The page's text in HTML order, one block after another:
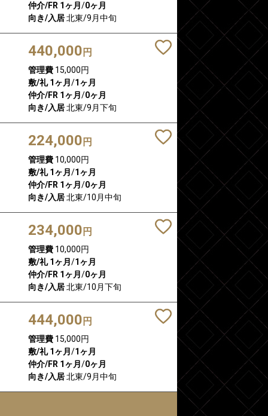
仲介/FR 1ヶ月 /0ヶ月
向き/入居北東/9月中旬
440,000 円
管理費15,000円
敷/礼 1ヶ月 /1ヶ月
仲介/FR 1ヶ月 /0ヶ月
向き/入居北東/9月下旬
224,000 円
管理費10,000円
敷/礼 1ヶ月 /1ヶ月
仲介/FR 1ヶ月 /0ヶ月
向き/入居北東/10月中旬
234,000 円
管理費10,000円
敷/礼 1ヶ月 /1ヶ月
仲介/FR 1ヶ月 /0ヶ月
向き/入居北東/10月下旬
444,000 円
管理費15,000円
敷/礼 1ヶ月 /1ヶ月
仲介/FR 1ヶ月 /0ヶ月
向き/入居北東/9月中旬